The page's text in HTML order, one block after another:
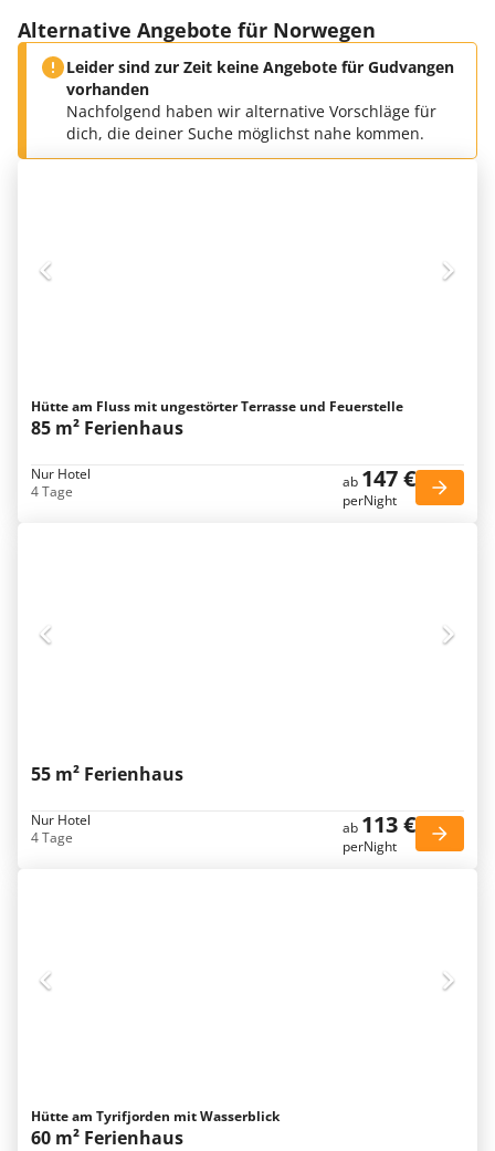
Alternative Angebote für Norwegen
Leider sind zur Zeit keine Angebote für Gudvangen
vorhanden
Nachfolgend haben wir alternative Vorschläge für
dich, die deiner Suche möglichst nahe kommen.
Hütte am Fluss mit ungestörter Terrasse und Feuerstelle
85 m² Ferienhaus
Nur Hotel
4 Tage
ab 147 €
perNight
55 m² Ferienhaus
Nur Hotel
4 Tage
ab 113 €
perNight
Hütte am Tyrifjorden mit Wasserblick
60 m² Ferienhaus